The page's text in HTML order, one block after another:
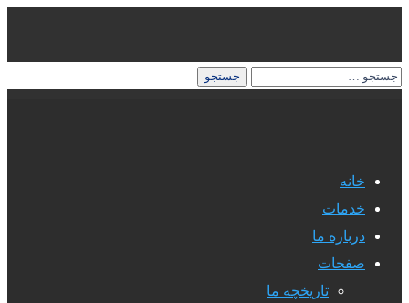
خانه
خدمات
درباره ما
صفحات
تاریخچه ما